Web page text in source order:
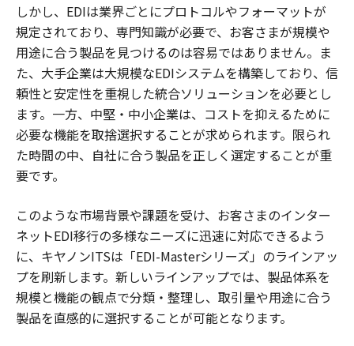
しかし、EDIは業界ごとにプロトコルやフォーマットが
規定されており、専門知識が必要で、お客さまが規模や
用途に合う製品を見つけるのは容易ではありません。ま
た、大手企業は大規模なEDIシステムを構築しており、信
頼性と安定性を重視した統合ソリューションを必要とし
ます。一方、中堅・中小企業は、コストを抑えるために
必要な機能を取捨選択することが求められます。限られ
た時間の中、自社に合う製品を正しく選定することが重
要です。
このような市場背景や課題を受け、お客さまのインター
ネットEDI移行の多様なニーズに迅速に対応できるよう
に、キヤノンITSは「EDI-Masterシリーズ」のラインアッ
プを刷新します。新しいラインアップでは、製品体系を
規模と機能の観点で分類・整理し、取引量や用途に合う
製品を直感的に選択することが可能となります。